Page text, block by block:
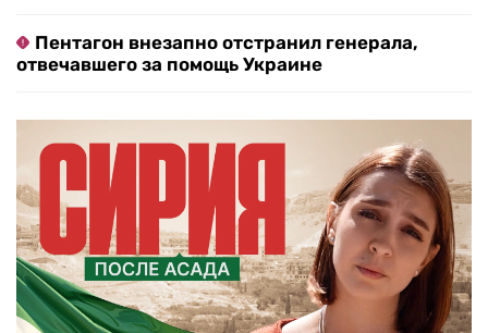
Пентагон внезапно отстранил генерала,
отвечавшего за помощь Украине